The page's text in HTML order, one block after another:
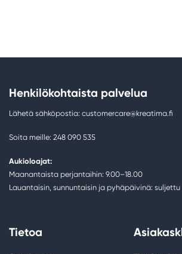
Henkilökohtaista palvelua
Lähetä sähköpostia: customercare@kreatima.fi
Soita meille: 248 090 535
Aukioloajat:
Maanantaista perjantaihin: 9.00–18.00
Lauantaisin, sunnuntaisin ja pyhäpäivinä: suljettu
Tietoa